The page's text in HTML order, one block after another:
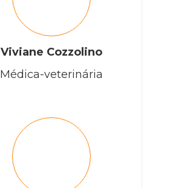
Viviane Cozzolino
Médica-veterinária